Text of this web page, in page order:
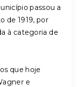
passou a
de 1919, por
à categoria de
que hoje
e